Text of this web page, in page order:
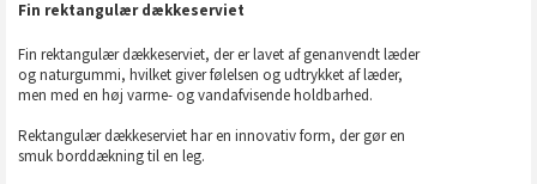
Fin rektangulær dækkeserviet
Fin rektangulær dækkeserviet, der er lavet af genanvendt læder
og naturgummi, hvilket giver følelsen og udtrykket af læder,
men med en høj varme- og vandafvisende holdbarhed.
Rektangulær dækkeserviet har en innovativ form, der gør en
smuk borddækning til en leg.